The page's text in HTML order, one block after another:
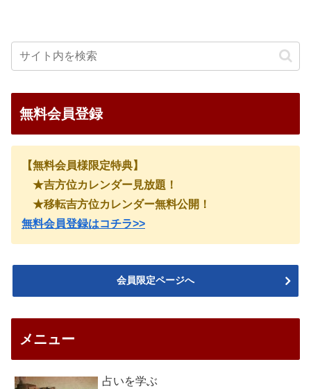
無料会員登録
【無料会員様限定特典】
★吉方位カレンダー見放題！
★移転吉方位カレンダー無料公開！
無料会員登録はコチラ>>
会員限定ページへ
メニュー
占いを学ぶ